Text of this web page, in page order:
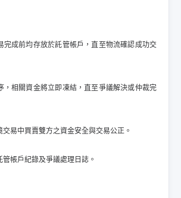
完成前均存放於託管帳戶，直至物流確認成功交
，相關資金將立即凍結，直至爭議解決或仲裁完
易中買賣雙方之資金安全與交易公正。
帳戶紀錄及爭議處理日誌。